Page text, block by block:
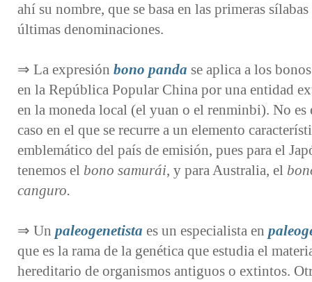
ahí su nombre, que se basa en las primeras sílabas
últimas denominaciones.
⇒ La expresión bono panda se aplica a los
en la República Popular China por una entidad
en la moneda local (el yuan o el renminbi). No es
caso en el que se recurre a un elemento
emblemático del país de emisión, pues para el
tenemos el bono samurái, y para Australia, el
canguro.
⇒ Un paleogenetista es un especialista en
que es la rama de la genética que estudia el
hereditario de organismos antiguos o extintos.